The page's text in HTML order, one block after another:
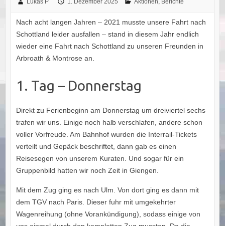
Nach acht langen Jahren – 2021 musste unsere Fahrt nach
Schottland leider ausfallen – stand in diesem Jahr endlich
wieder eine Fahrt nach Schottland zu unseren Freunden in
Arbroath & Montrose an.
1. Tag – Donnerstag
Direkt zu Ferienbeginn am Donnerstag um dreiviertel sechs
trafen wir uns. Einige noch halb verschlafen, andere schon
voller Vorfreude. Am Bahnhof wurden die Interrail-Tickets
verteilt und Gepäck beschriftet, dann gab es einen
Reisesegen von unserem Kuraten. Und sogar für ein
Gruppenbild hatten wir noch Zeit in Giengen.
Mit dem Zug ging es nach Ulm. Von dort ging es dann mit
dem TGV nach Paris. Dieser fuhr mit umgekehrter
Wagenreihung (ohne Vorankündigung), sodass einige von